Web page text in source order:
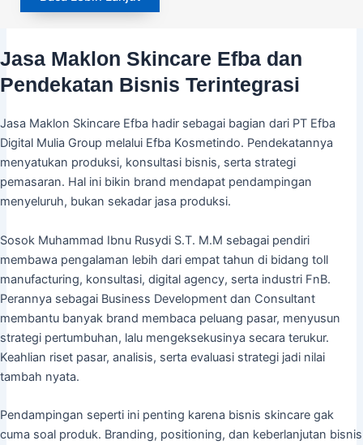
Jasa Maklon Skincare Efba dan
Pendekatan Bisnis Terintegrasi
Jasa Maklon Skincare Efba hadir sebagai bagian dari PT Efba
Digital Mulia Group melalui Efba Kosmetindo. Pendekatannya
menyatukan produksi, konsultasi bisnis, serta strategi
pemasaran. Hal ini bikin brand mendapat pendampingan
menyeluruh, bukan sekadar jasa produksi.
Sosok Muhammad Ibnu Rusydi S.T. M.M sebagai pendiri
membawa pengalaman lebih dari empat tahun di bidang toll
manufacturing, konsultasi, digital agency, serta industri FnB.
Perannya sebagai Business Development dan Consultant
membantu banyak brand membaca peluang pasar, menyusun
strategi pertumbuhan, lalu mengeksekusinya secara terukur.
Keahlian riset pasar, analisis, serta evaluasi strategi jadi nilai
tambah nyata.
Pendampingan seperti ini penting karena bisnis skincare gak
cuma soal produk. Branding, positioning, dan keberlanjutan bisnis